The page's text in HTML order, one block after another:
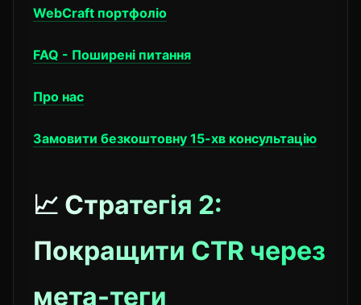
WebCraft портфоліо
FAQ - Поширені питання
Про нас
Замовити безкоштовну 15-хв консультацію
📈 Стратегія 2:
Покращити CTR через
мета-теги